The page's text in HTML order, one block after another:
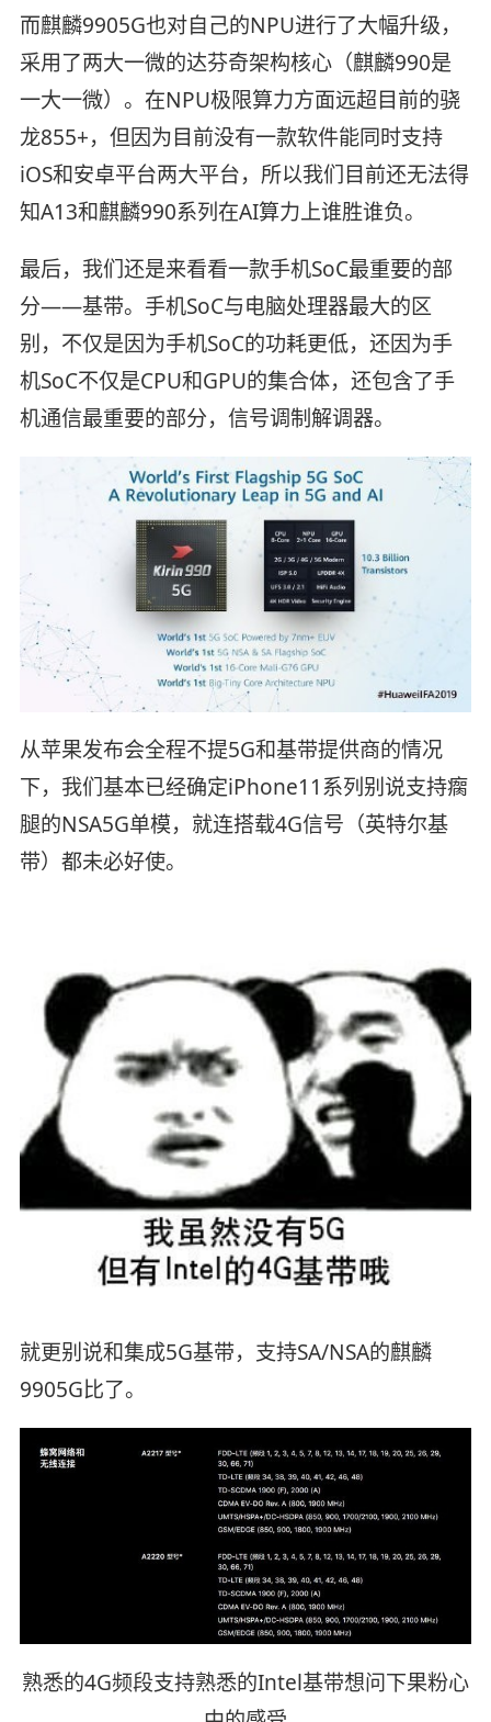
而麒麟9905G也对自己的NPU进行了大幅升级，
采用了两大一微的达芬奇架构核心（麒麟990是
一大一微）。在NPU极限算力方面远超目前的骁
龙855+，但因为目前没有一款软件能同时支持
iOS和安卓平台两大平台，所以我们目前还无法得
知A13和麒麟990系列在AI算力上谁胜谁负。
最后，我们还是来看看一款手机SoC最重要的部
分——基带。手机SoC与电脑处理器最大的区
别，不仅是因为手机SoC的功耗更低，还因为手
机SoC不仅是CPU和GPU的集合体，还包含了手
机通信最重要的部分，信号调制解调器。
从苹果发布会全程不提5G和基带提供商的情况
下，我们基本已经确定iPhone11系列别说支持瘸
腿的NSA5G单模，就连搭载4G信号（英特尔基
带）都未必好使。
就更别说和集成5G基带，支持SA/NSA的麒麟
9905G比了。
熟悉的4G频段支持熟悉的Intel基带想问下果粉心